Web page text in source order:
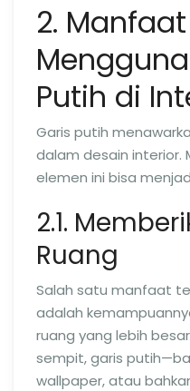
2. Manfaat
Putih di
Garis putih
dalam desain interior.
elemen ini bisa
2.1.
Ruang
Salah satu manfaat
adalah
ruang yang lebih
sempit, garis
wallpaper, atau